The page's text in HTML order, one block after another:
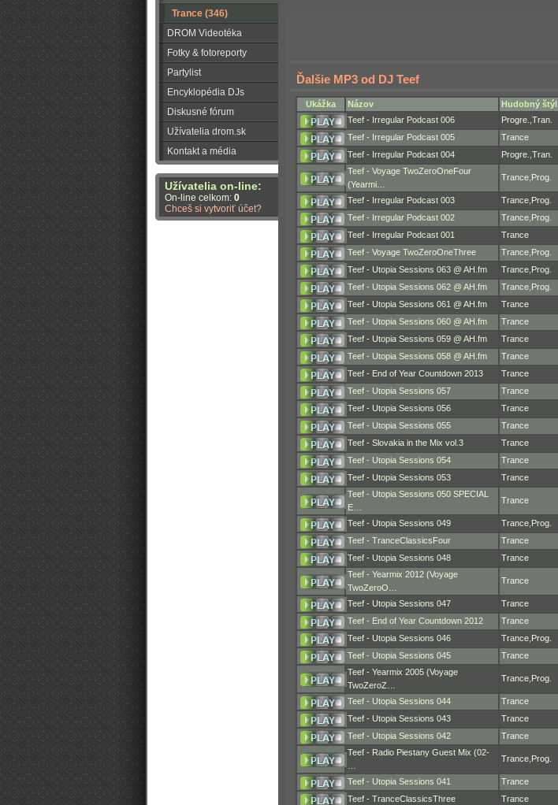
Trance (346)
DROM Videotéka
Fotky & fotoreporty
Partylist
Encyklopédia DJs
Diskusné fórum
Užívatelia drom.sk
Kontakt a média
Užívatelia on-line:
On-line celkom: 0
Chceš si vytvoriť účet?
Ďalšie MP3 od DJ Teef
Ukážka Názov Hudobný štýl
Teef - Irregular Podcast 006
Progre. Tran.
Teef - Irregular Podcast 005
Trance
Teef - Irregular Podcast 004
Progre. Tran.
Teef - Voyage TwoZeroOneFour
(Yearmi…
Trance Prog.
Teef - Irregular Podcast 003 Trance Prog.
Teef - Irregular Podcast 002
Trance Prog.
Teef - Irregular Podcast 001
Trance
Teef - Voyage TwoZeroOneThree
Trance Prog.
Teef - Utopia Sessions 063 @ AH.fm
Trance Prog.
Teef - Utopia Sessions 062 @ AH.fm
Trance Prog.
Teef - Utopia Sessions 061 @ AH.fm
Trance
Teef - Utopia Sessions 060 @ AH.fm
Trance
Teef - Utopia Sessions 059 @ AH.fm
Trance
Teef - Utopia Sessions 058 @ AH.fm
Trance
Teef - End of Year Countdown 2013
Trance
Teef - Utopia Sessions 057
Trance
Teef - Utopia Sessions 056
Trance
Teef - Utopia Sessions 055
Trance
Teef - Slovakia in the Mix vol.3
Trance
Teef - Utopia Sessions 054
Trance
Teef - Utopia Sessions 053
Trance
Teef - Utopia Sessions 050 SPECIAL
E…
Trance
Teef - Utopia Sessions 049 Trance Prog.
Teef - TranceClassicsFour
Trance
Teef - Utopia Sessions 048
Trance
Teef - Yearmix 2012 (Voyage
TwoZeroO…
Trance
Teef - Utopia Sessions 047 Trance
Teef - End of Year Countdown 2012
Trance
Teef - Utopia Sessions 046
Trance Prog.
Teef - Utopia Sessions 045
Trance
Teef - Yearmix 2005 (Voyage
TwoZeroZ…
Trance Prog.
Teef - Utopia Sessions 044 Trance
Teef - Utopia Sessions 043
Trance
Teef - Utopia Sessions 042
Trance
Teef - Radio Piestany Guest Mix (02-
Trance Prog.
Teef - Utopia Sessions 041 Trance
Teef - TranceClassicsThree
Trance